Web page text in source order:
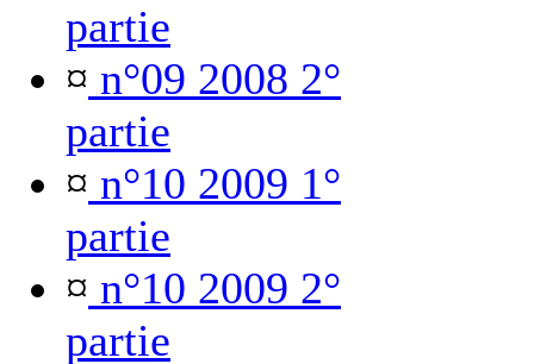
partie
¤ n°09 2008 2°
partie
¤ n°10 2009 1°
partie
¤ n°10 2009 2°
partie